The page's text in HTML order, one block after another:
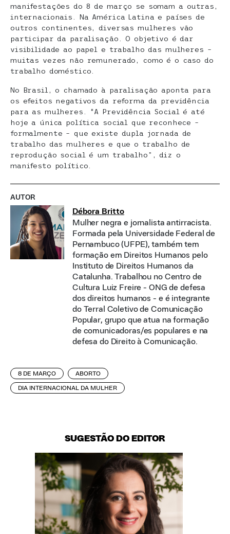
manifestações do 8 de março se somam a outras,
internacionais. Na América Latina e países de
outros continentes, diversas mulheres vão
participar da paralisação. O objetivo é dar
visibilidade ao papel e trabalho das mulheres –
muitas vezes não remunerado, como é o caso do
trabalho doméstico.
No Brasil, o chamado à paralisação aponta para
os efeitos negativos da reforma da previdência
para as mulheres. “A Previdência Social é até
hoje a única política social que reconhece –
formalmente – que existe dupla jornada de
trabalho das mulheres e que o trabalho de
reprodução social é um trabalho”, diz o
manifesto político.
AUTOR
Débora Britto
Mulher negra e jornalista antirracista.
Formada pela Universidade Federal de
Pernambuco (UFPE), também tem
formação em Direitos Humanos pelo
Instituto de Direitos Humanos da
Catalunha. Trabalhou no Centro de
Cultura Luiz Freire - ONG de defesa
dos direitos humanos - e é integrante
do Terral Coletivo de Comunicação
Popular, grupo que atua na formação
de comunicadoras/es populares e na
defesa do Direito à Comunicação.
8 DE MARÇO ABORTO
DIA INTERNACIONAL DA MULHER
SUGESTÃO DO EDITOR